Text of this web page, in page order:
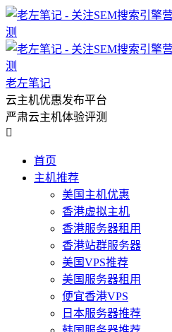
老左笔记
云主机优惠发布平台
严肃云主机体验评测

首页
主机推荐
美国主机优惠
香港虚拟主机
香港服务器租用
香港站群服务器
美国VPS推荐
美国服务器租用
便宜香港VPS
日本服务器推荐